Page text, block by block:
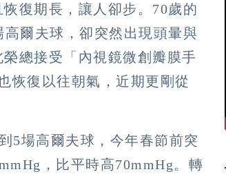
復期長，讓人卻步。70歲的
爾夫球，卻突然出現頭暈與
總接受「內視鏡微創瓣膜手
恢復以往朝氣，近期更剛從
5場高爾夫球，今年春節前突
，比平時高70mmHg。轉